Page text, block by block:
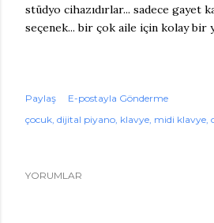
stüdyo cihazıdırlar... sadece gayet
seçenek... bir çok aile için kolay bir
Paylaş
E-postayla Gönderme
çocuk dijital piyano klavye midi klavye
YORUMLAR